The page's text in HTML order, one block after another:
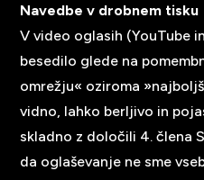
Navedbe v drobnem tisku
V video oglasih (YouTube
besedilo glede na
omrežju« oziroma
vidno, lahko berljivo in
skladno z določili 4. člena
da oglaševanje ne sme